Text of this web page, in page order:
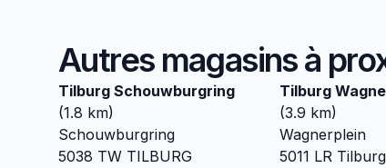
Autres magasins à
Tilburg Schouwburgring
(1.8 km)
Schouwburgring
5038 TW TILBURG
Tilburg
(3.9 km)
Wagnerplein
5011 LR Tilburg